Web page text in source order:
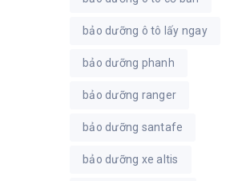
bảo dưỡng ô tô lấy ngay
bảo dưỡng phanh
bảo dưỡng ranger
bảo dưỡng santafe
bảo dưỡng xe altis